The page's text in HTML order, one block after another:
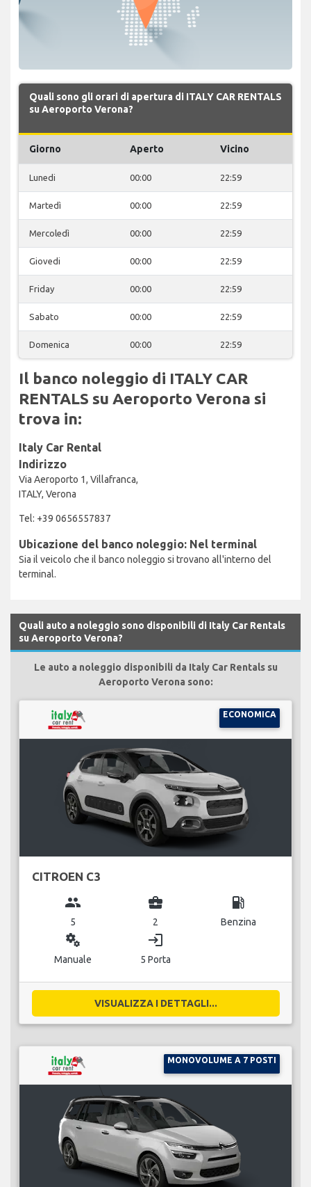
Quali sono gli orari di apertura di ITALY CAR RENTALS
su Aeroporto Verona?
Giorno Aperto Vicino
Lunedi 00:00 22:59
Martedì 00:00 22:59
Mercoledì 00:00 22:59
Giovedi 00:00 22:59
Friday 00:00 22:59
Sabato 00:00 22:59
Domenica 00:00 22:59
Il banco noleggio di ITALY CAR
RENTALS su Aeroporto Verona si
trova in:
Italy Car Rental
Indirizzo
Via Aeroporto 1, Villafranca,
ITALY, Verona
Tel: +39 0656557837
Ubicazione del banco noleggio: Nel terminal
Sia il veicolo che il banco noleggio si trovano all'interno del
terminal.
Quali auto a noleggio sono disponibili di Italy Car Rentals
su Aeroporto Verona?
Le auto a noleggio disponibili da Italy Car Rentals su
Aeroporto Verona sono:
ECONOMICA
CITROEN C3
group
5
business_center
2
local_gas_station
Benzina
miscellaneous_services
Manuale
login
5 Porta
VISUALIZZA I DETTAGLI...
MONOVOLUME A 7 POSTI